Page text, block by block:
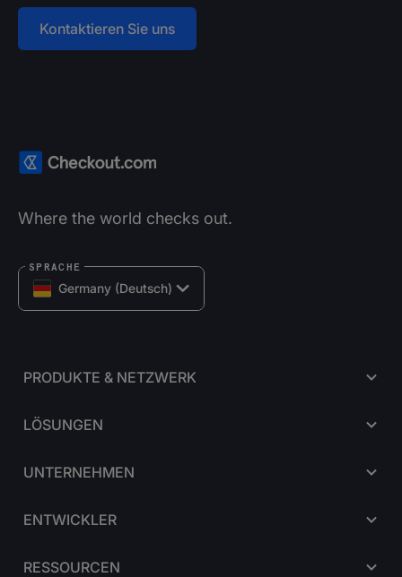
Kontaktieren Sie uns
Where the world checks out.
Germany (Deutsch)
SPRACHE
PRODUKTE & NETZWERK
LÖSUNGEN
UNTERNEHMEN
ENTWICKLER
RESSOURCEN